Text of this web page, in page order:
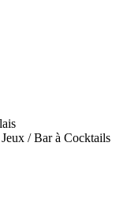
/ Bar à Cocktails